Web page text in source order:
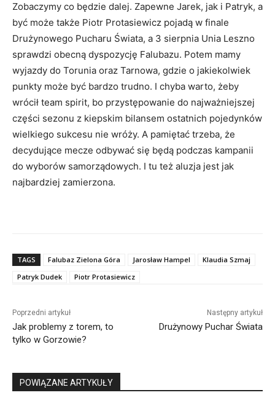
Zobaczymy co będzie dalej. Zapewne Jarek, jak i Patryk, a
być może także Piotr Protasiewicz pojadą w finale
Drużynowego Pucharu Świata, a 3 sierpnia Unia Leszno
sprawdzi obecną dyspozycję Falubazu. Potem mamy
wyjazdy do Torunia oraz Tarnowa, gdzie o jakiekolwiek
punkty może być bardzo trudno. I chyba warto, żeby
wrócił team spirit, bo przystępowanie do najważniejszej
części sezonu z kiepskim bilansem ostatnich pojedynków
wielkiego sukcesu nie wróży. A pamiętać trzeba, że
decydujące mecze odbywać się będą podczas kampanii
do wyborów samorządowych. I tu też aluzja jest jak
najbardziej zamierzona.
TAGS Falubaz Zielona Góra Jarosław Hampel
Klaudia Szmaj
Patryk Dudek
Piotr Protasiewicz
Poprzedni artykuł
Jak problemy z torem, to
tylko w Gorzowie?
Następny artykuł
Drużynowy Puchar Świata
POWIĄZANE ARTYKUŁY